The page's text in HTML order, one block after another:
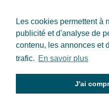
Les cookies permettent à
publicité et d'analyse de
contenu, les annonces et
trafic. En savoir plus
J'ai